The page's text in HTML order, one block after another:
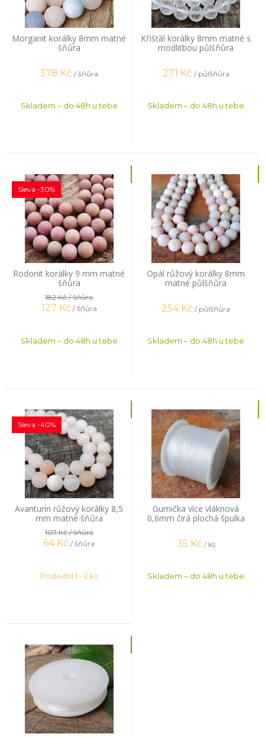
Morganit korálky 8mm matné
šňůra
378 Kč / šňůra
Skladem – do 48h u tebe
Křišťál korálky 8mm matné s
modlitbou půlšňůra
271 Kč / půlšňůra
Skladem – do 48h u tebe
Rodonit korálky 9 mm matné
šňůra
Sleva -30%
182 Kč/ šňůra
127 Kč / šňůra
Skladem – do 48h u tebe
Opál růžový korálky 8mm
matné půlšňůra
254 Kč / půlšňůra
Skladem – do 48h u tebe
Avanturín růžový korálky 8,5
mm matné šňůra
Sleva -40%
107 Kč/ šňůra
64 Kč / šňůra
Poslední 1 - 2 ks
Gumička více vláknová
0,6mm čirá plochá špulka
44m
35 Kč / ks
Skladem – do 48h u tebe